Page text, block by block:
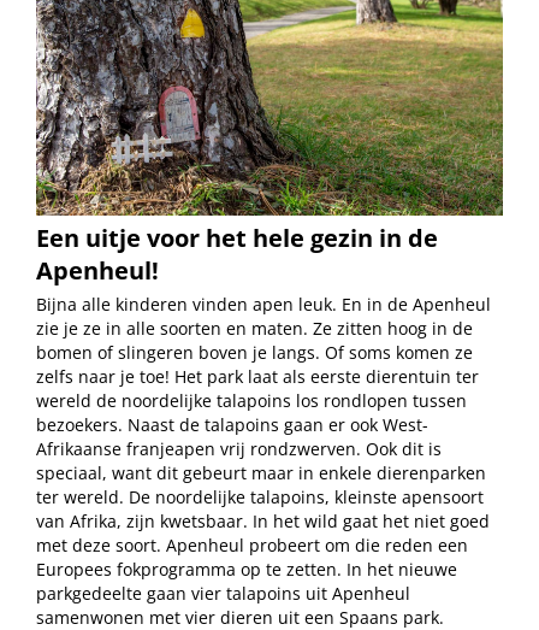
Een uitje voor het hele gezin in de
Apenheul!
Bijna alle kinderen vinden apen leuk. En in de Apenheul
zie je ze in alle soorten en maten. Ze zitten hoog in de
bomen of slingeren boven je langs. Of soms komen ze
zelfs naar je toe! Het park laat als eerste dierentuin ter
wereld de noordelijke talapoins los rondlopen tussen
bezoekers. Naast de talapoins gaan er ook West-
Afrikaanse franjeapen vrij rondzwerven. Ook dit is
speciaal, want dit gebeurt maar in enkele dierenparken
ter wereld. De noordelijke talapoins, kleinste apensoort
van Afrika, zijn kwetsbaar. In het wild gaat het niet goed
met deze soort. Apenheul probeert om die reden een
Europees fokprogramma op te zetten. In het nieuwe
parkgedeelte gaan vier talapoins uit Apenheul
samenwonen met vier dieren uit een Spaans park.